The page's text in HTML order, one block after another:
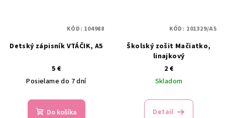
Detský zápisník VTÁČIK, A5
5 €
Posielame do 7 dní
Do košíka
KÓD: 104988
Školský zošit Mačiatko,
linajkový
2 €
Skladom
Detail
KÓD: 101329/A5